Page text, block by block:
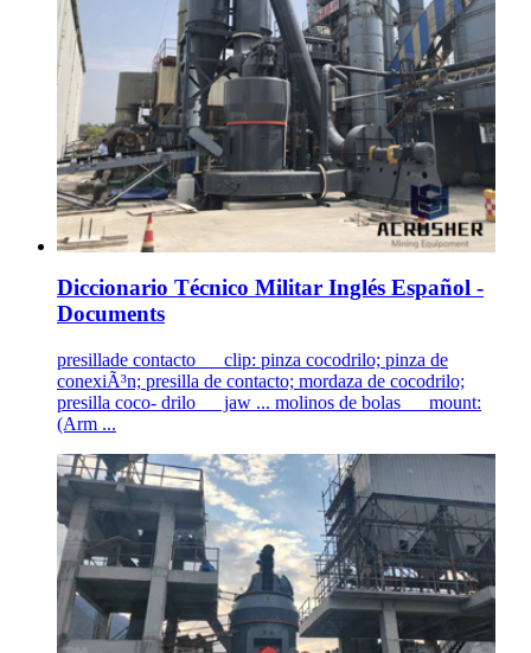
Diccionario Técnico Militar Inglés Español -
Documents
presillade contacto __ clip: pinza cocodrilo; pinza de
conexiÃ³n; presilla de contacto; mordaza de cocodrilo;
presilla coco- drilo __ jaw ... molinos de bolas __ mount:
(Arm ...